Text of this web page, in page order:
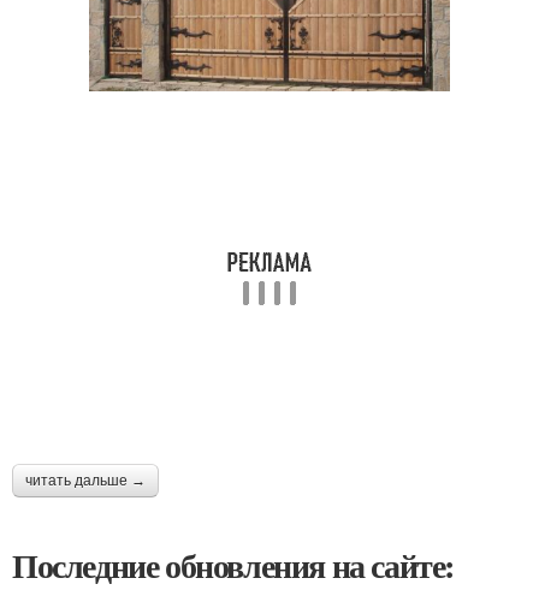
читать дальше →
Последние обновления на сайте: